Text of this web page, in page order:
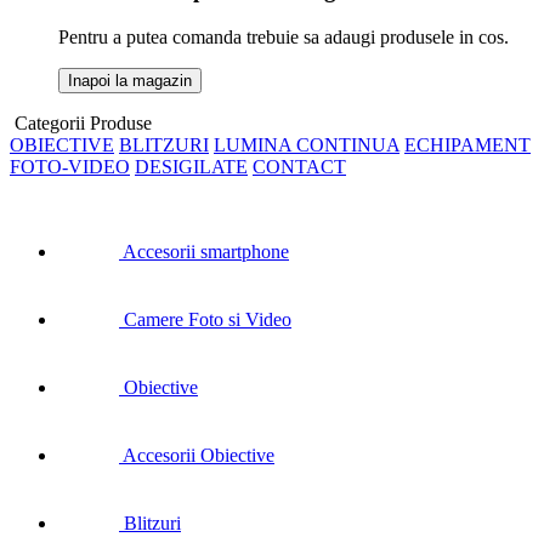
Pentru a putea comanda trebuie sa adaugi produsele in cos.
Inapoi la magazin
Categorii Produse
OBIECTIVE BLITZURI LUMINA CONTINUA ECHIPAMENT
FOTO-VIDEO DESIGILATE CONTACT
Accesorii smartphone
Camere Foto si Video
Obiective
Accesorii Obiective
Blitzuri